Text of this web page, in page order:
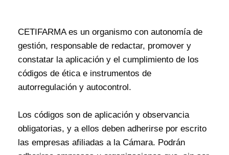
CETIFARMA es un organismo con autonomía de
gestión, responsable de redactar, promover y
constatar la aplicación y el cumplimiento de los
códigos de ética e instrumentos de
autorregulación y autocontrol.
Los códigos son de aplicación y observancia
obligatorias, y a ellos deben adherirse por escrito
las empresas afiliadas a la Cámara. Podrán